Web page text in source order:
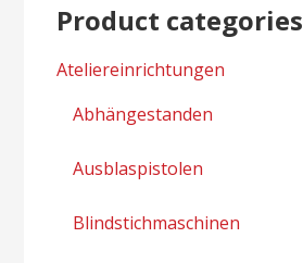
Product categories
Ateliereinrichtungen
Abhängestanden
Ausblaspistolen
Blindstichmaschinen